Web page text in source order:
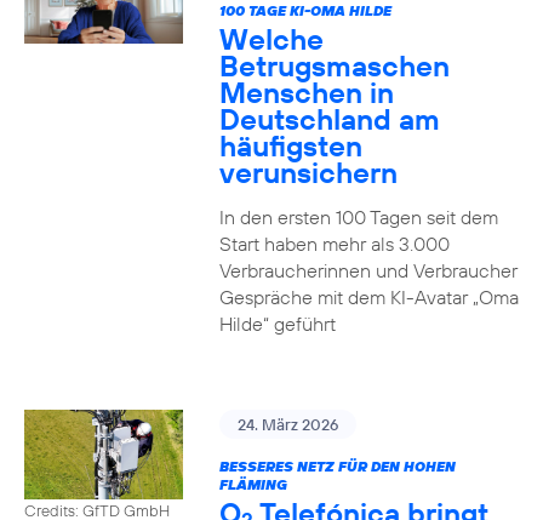
100 TAGE KI-OMA HILDE
Welche
Betrugsmaschen
Menschen in
Deutschland am
häufigsten
verunsichern
In den ersten 100 Tagen seit dem
Start haben mehr als 3.000
Verbraucherinnen und Verbraucher
Gespräche mit dem KI-Avatar „Oma
Hilde“ geführt
Credits: GfTD GmbH
24. März 2026
BESSERES NETZ FÜR DEN HOHEN
FLÄMING
O Telefónica bringt